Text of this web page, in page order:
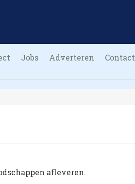
Jobs Adverteren Contact
afleveren.